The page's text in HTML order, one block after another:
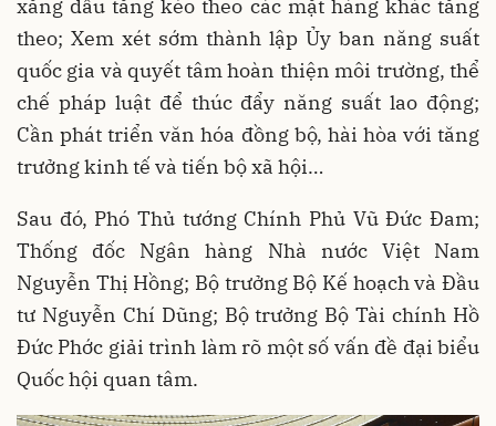
xăng dầu tăng kéo theo các mặt hàng khác tăng
theo; Xem xét sớm thành lập Ủy ban năng suất
quốc gia và quyết tâm hoàn thiện môi trường, thể
chế pháp luật để thúc đẩy năng suất lao động;
Cần phát triển văn hóa đồng bộ, hài hòa với tăng
trưởng kinh tế và tiến bộ xã hội…
Sau đó, Phó Thủ tướng Chính Phủ Vũ Đức Đam;
Thống đốc Ngân hàng Nhà nước Việt Nam
Nguyễn Thị Hồng; Bộ trưởng Bộ Kế hoạch và Đầu
tư Nguyễn Chí Dũng; Bộ trưởng Bộ Tài chính Hồ
Đức Phớc giải trình làm rõ một số vấn đề đại biểu
Quốc hội quan tâm.